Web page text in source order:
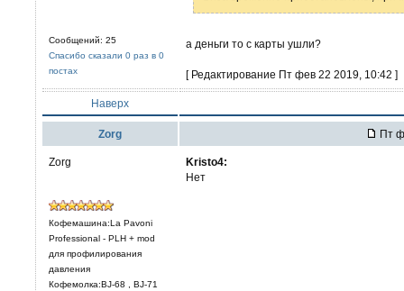
Сообщений: 25
Спасибо сказали 0 раз в 0
постах
а деньги то с карты ушли?
[ Редактирование Пт фев 22 2019, 10:42 ]
Наверх
Zorg Пт
Zorg
Кофемашина:La Pavoni
Professional - PLH + mod
для профилирования
давления
Кофемолка:BJ-68 , BJ-71
Kristo4:
Нет